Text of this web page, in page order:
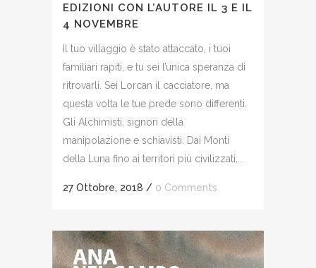
EDIZIONI CON L’AUTORE IL 3 E IL
4 NOVEMBRE
Il tuo villaggio è stato attaccato, i tuoi
familiari rapiti, e tu sei l’unica speranza di
ritrovarli. Sei Lorcan il cacciatore, ma
questa volta le tue prede sono differenti.
Gli Alchimisti, signori della
manipolazione e schiavisti. Dai Monti
della Luna fino ai territori più civilizzati,...
27 Ottobre, 2018 / 0 Comments